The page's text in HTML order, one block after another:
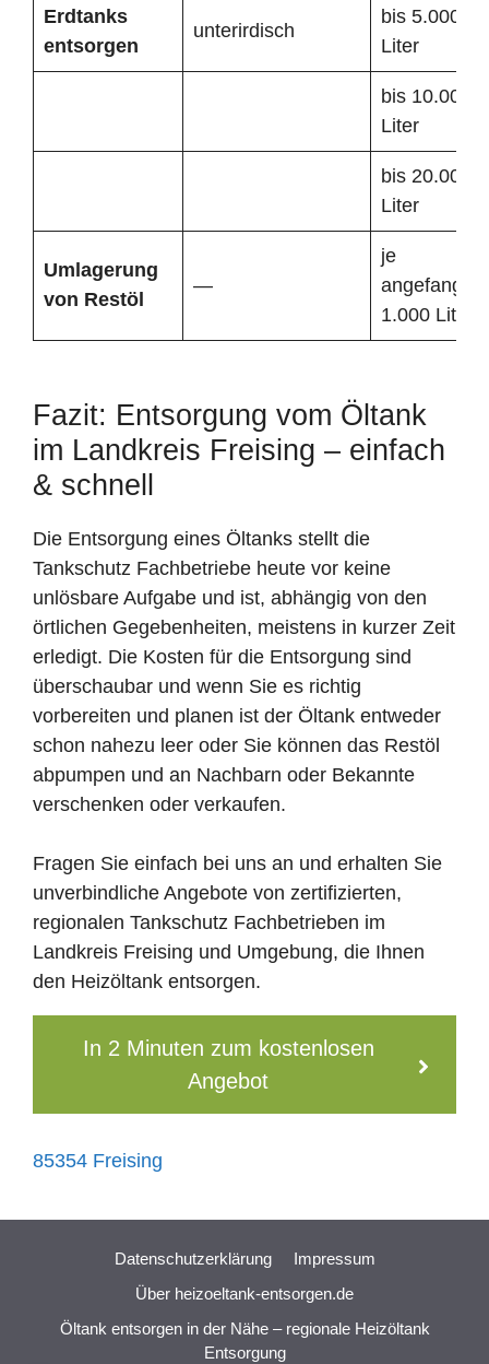
Erdtanks
entsorgen
unterirdisch
bis 5.000
Liter
bis 10.000
Liter
bis 20.000
Liter
Umlagerung
von Restöl
—
je
1.000 Liter
Fazit: Entsorgung vom Öltank
im Landkreis Freising – einfach
& schnell
Die Entsorgung eines Öltanks stellt die
Tankschutz Fachbetriebe heute vor keine
unlösbare Aufgabe und ist, abhängig von den
örtlichen Gegebenheiten, meistens in kurzer Zeit
erledigt. Die Kosten für die Entsorgung sind
überschaubar und wenn Sie es richtig
vorbereiten und planen ist der Öltank entweder
schon nahezu leer oder Sie können das Restöl
abpumpen und an Nachbarn oder Bekannte
verschenken oder verkaufen.
Fragen Sie einfach bei uns an und erhalten Sie
unverbindliche Angebote von zertifizierten,
regionalen Tankschutz Fachbetrieben im
Landkreis Freising und Umgebung, die Ihnen
den Heizöltank entsorgen.
In 2 Minuten zum kostenlosen
Angebot
85354 Freising
Datenschutzerklärung
Impressum
Über heizoeltank-entsorgen.de
Öltank entsorgen in der Nähe – regionale Heizöltank
Entsorgung